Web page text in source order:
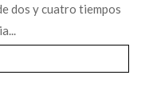
dos y cuatro tiempos